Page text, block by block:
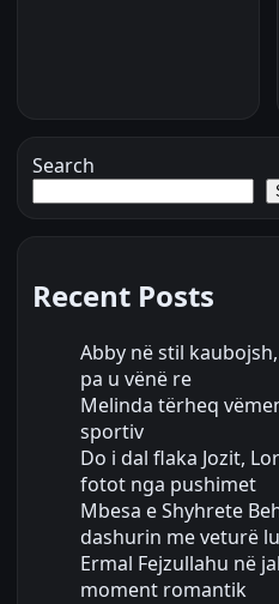
Search
Recent Posts
Abby në stil
pa u vënë re
Melinda tërheq
sportiv
Do i dal flaka Jozit,
fotot nga pushimet
Mbesa e Shyhrete
dashurin me veturë
Ermal Fejzullahu në
moment romantik